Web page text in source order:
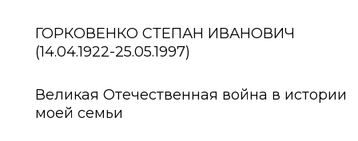
ГОРКОВЕНКО СТЕПАН ИВАНОВИЧ
(14.04.1922-25.05.1997)
Великая Отечественная война в истории
моей семьи